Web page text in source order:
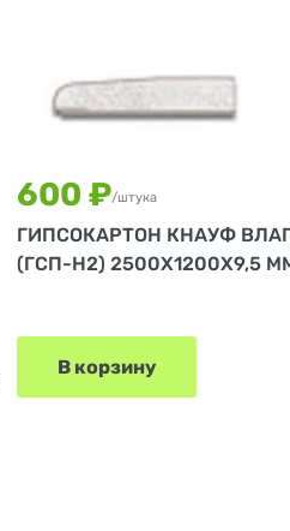
600 ₽/штука
ГИПСОКАРТОН КНАУФ
(ГСП-Н2) 2500Х1200Х9,5
В корзину